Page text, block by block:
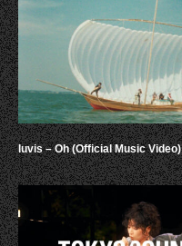
luvis – Oh (Official Music Video)